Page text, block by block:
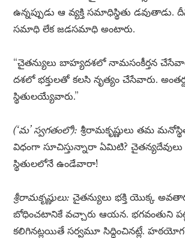
ఉన్నప్పుడు ఆ వ్యక్తి సమాధిస్థితు డవుతాడు.
సమాధి లేక జడసమాధి అంటారు.
“చైతన్యులు బాహ్యదశలో నామసంకీర్తన
దశలో భక్తులతో కలసి నృత్యం చేసేవారు.
స్థితులయ్యేవారు.”
(‘మ’ స్వగతంలో): శ్రీరామకృష్ణులు తమ
విధంగా సూచిస్తున్నారా ఏమిటి?
స్థితులలోనే ఉండేవారా!
శ్రీరామకృష్ణులు: చైతన్యులు భక్తి యొక్క
బోధించటానికే వచ్చారు ఆయన. భగవంతుని
కలిగినట్లయితే సర్వమూ సిద్ధించినట్లే.